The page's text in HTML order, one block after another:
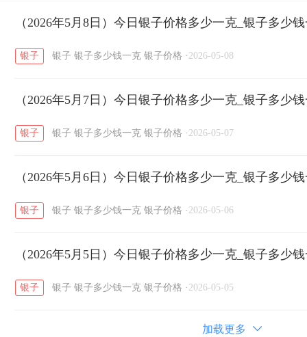
（2026年5月8日）今日银子价格多少一克_银子多少
银子 银子 银子多少钱一克 银子价格 · 2026-05-08
（2026年5月7日）今日银子价格多少一克_银子多少
银子 银子 银子多少钱一克 银子价格 · 2026-05-07
（2026年5月6日）今日银子价格多少一克_银子多少
银子 银子 银子多少钱一克 银子价格 · 2026-05-06
（2026年5月5日）今日银子价格多少一克_银子多少
银子 银子 银子多少钱一克 银子价格 · 2026-05-05
加载更多